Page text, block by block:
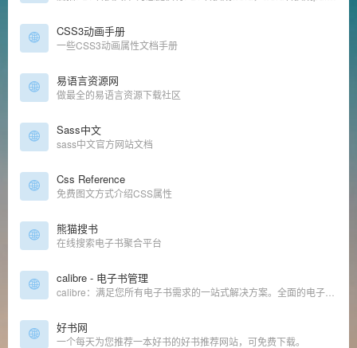
CSS3动画手册
一些CSS3动画属性文档手册
易语言资源网
做最全的易语言资源下载社区
Sass中文
sass中文官方网站文档
Css Reference
免费图文方式介绍CSS属性
熊猫搜书
在线搜索电子书聚合平台
calibre - 电子书管理
好书网
一个每天为您推荐一本好书的好书推荐网站，可免费下载。